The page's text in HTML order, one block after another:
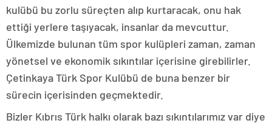
kulübü bu zorlu süreçten alıp kurtaracak, onu hak
ettiği yerlere taşıyacak, insanlar da mevcuttur.
Ülkemizde bulunan tüm spor kulüpleri zaman, zaman
yönetsel ve ekonomik sıkıntılar içerisine girebilirler.
Çetinkaya Türk Spor Kulübü de buna benzer bir
sürecin içerisinden geçmektedir.
Bizler Kıbrıs Türk halkı olarak bazı sıkıntılarımız var diye